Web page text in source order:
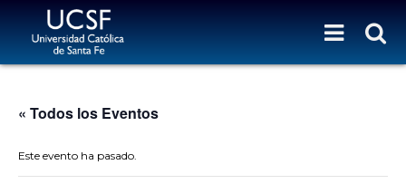
« Todos los Eventos
Este evento ha pasado.